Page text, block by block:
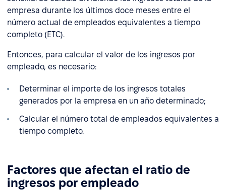
empresa durante los últimos doce meses entre el
número actual de empleados equivalentes a tiempo
completo (ETC).
Entonces, para calcular el valor de los ingresos por
empleado, es necesario:
Determinar el importe de los ingresos totales
generados por la empresa en un año determinado;
Calcular el número total de empleados equivalentes a
tiempo completo.
Factores que afectan el ratio de
ingresos por empleado